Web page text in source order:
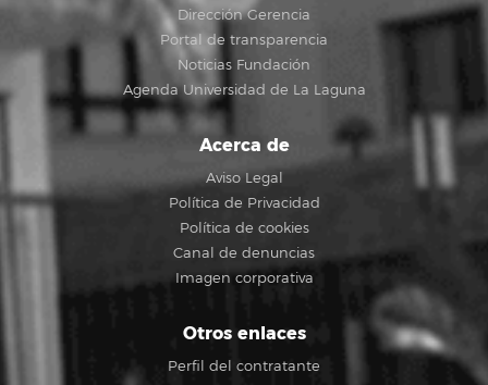
Dirección Gerencia
Portal de transparencia
Noticias Fundación
Agenda Universidad de La Laguna
Acerca de
Aviso Legal
Política de Privacidad
Política de cookies
Canal de denuncias
Imagen corporativa
Otros enlaces
Perfil del contratante